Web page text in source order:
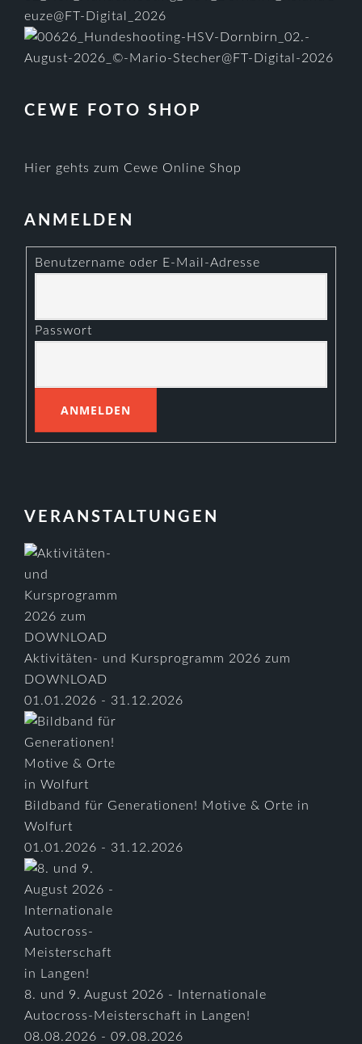
CEWE FOTO SHOP
Hier gehts zum Cewe Online Shop
ANMELDEN
Benutzername oder E-Mail-Adresse
Passwort
VERANSTALTUNGEN
Aktivitäten- und Kursprogramm 2026 zum
DOWNLOAD
01.01.2026 - 31.12.2026
Bildband für Generationen! Motive & Orte in
Wolfurt
01.01.2026 - 31.12.2026
8. und 9. August 2026 - Internationale
Autocross-Meisterschaft in Langen!
08.08.2026 - 09.08.2026